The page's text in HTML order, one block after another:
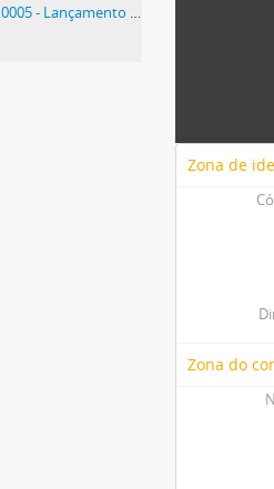
0005 - Lançamento de livro de Rómulo de Carvalho
Zona de
Zona do